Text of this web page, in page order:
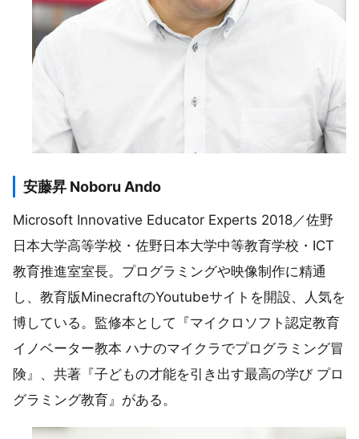
安藤昇 Noboru Ando
Microsoft Innovative Educator Experts 2018／佐野
日本大学高等学校・佐野日本大学中等教育学校・ICT
教育推進室室長。プログラミングや映像制作に精通
し、教育版MinecraftのYoutubeサイトを開設、人気を
博している。監修本として『マイクロソフト認定教育
イノベーター教本 ハナのマイクラでプログラミング冒
険』、共著『子どもの才能を引き出す最高の学び プロ
グラミング教育』がある。